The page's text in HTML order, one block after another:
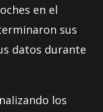
en el
sus
datos durante
los